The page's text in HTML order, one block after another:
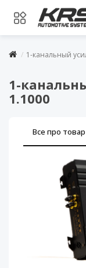
1-канальный
1-
1.1000
Все про товар